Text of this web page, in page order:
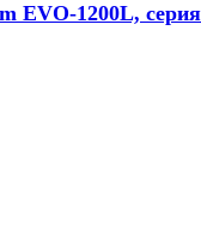
EVO-1200L, серия